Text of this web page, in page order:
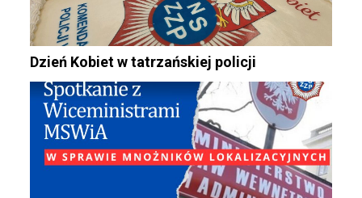
Dzień Kobiet w tatrzańskiej policji